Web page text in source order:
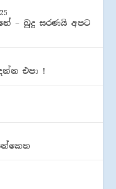
– බුදු සරණයි අපට
එපා !